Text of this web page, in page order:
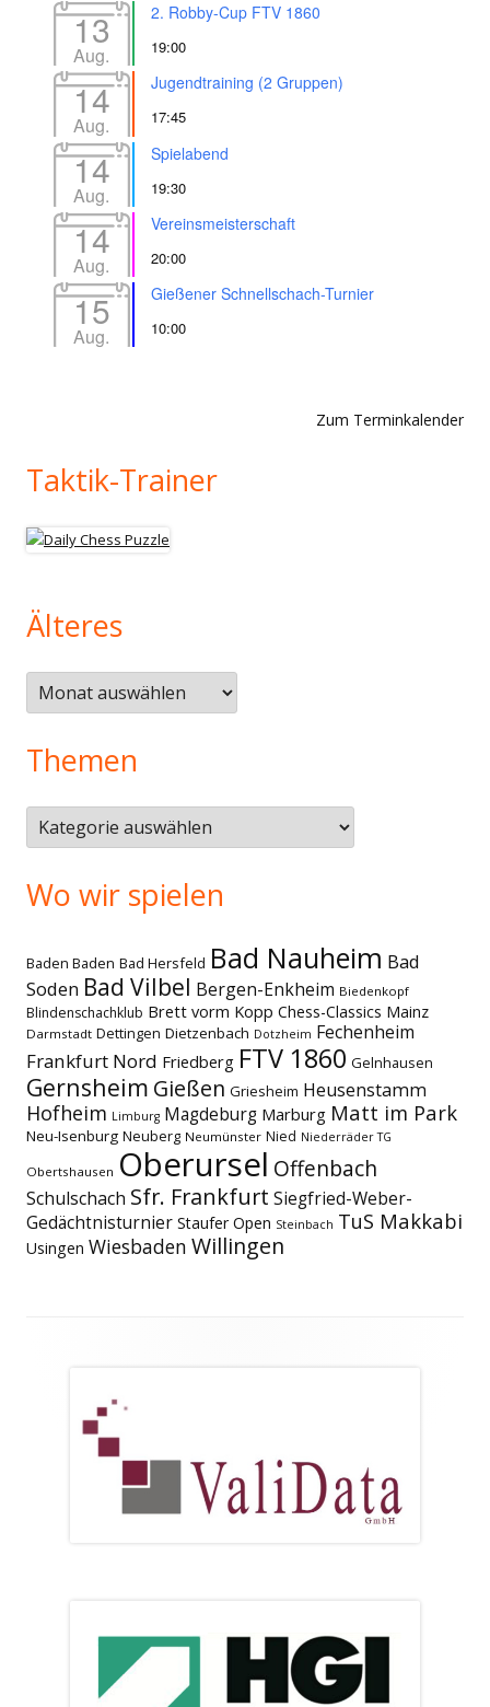
13
Aug.
2. Robby-Cup FTV 1860
19:00
14
Aug.
Jugendtraining (2 Gruppen)
17:45
14
Aug.
Spielabend
19:30
14
Aug.
Vereinsmeisterschaft
20:00
15
Aug.
Gießener Schnellschach-Turnier
10:00
Zum Terminkalender
Taktik-Trainer
Älteres
Älteres
Themen
Themen
Wo wir spielen
Baden Baden Bad Hersfeld Bad Nauheim Bad
Soden Bad Vilbel Bergen-Enkheim Biedenkopf
Blindenschachklub Brett vorm Kopp Chess-Classics Mainz
Darmstadt Dettingen Dietzenbach Dotzheim Fechenheim
Frankfurt Nord Friedberg FTV 1860 Gelnhausen
Gernsheim Gießen Griesheim Heusenstamm
Hofheim Limburg Magdeburg Marburg Matt im Park
Neu-Isenburg Neuberg Neumünster Nied Niederräder TG
Obertshausen Oberursel Offenbach
Schulschach Sfr. Frankfurt Siegfried-Weber-
Gedächtnisturnier Staufer Open Steinbach TuS Makkabi
Usingen Wiesbaden Willingen